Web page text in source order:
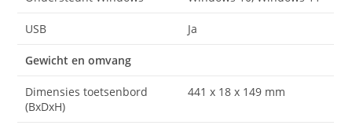
USB Ja
Gewicht en omvang
Dimensies toetsenbord
(BxDxH)
441 x 18 x 149 mm